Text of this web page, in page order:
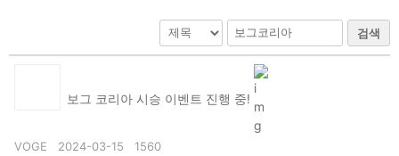
검색
보그 코리아 시승 이벤트 진행 중!
VOGE 2024-03-15 1560